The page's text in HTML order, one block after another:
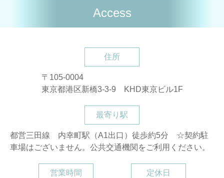
Access
住所
〒105-0004
東京都港区新橋3-3-9 KHD東京ビル1F
最寄り駅
都営三田線 内幸町駅（A1出口）徒歩約5分 ☆契約駐
車場はございません。公共交通機関をご利用ください。
営業時間 定休日